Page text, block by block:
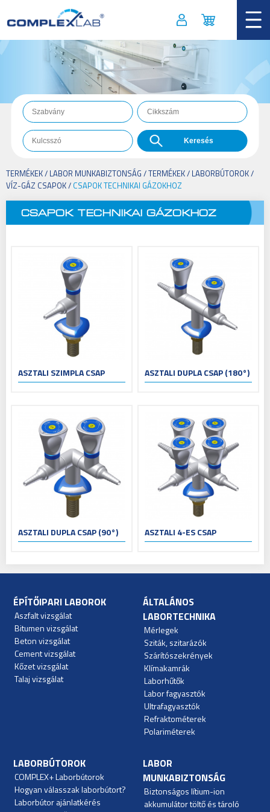
TERMÉKEK/ LABOR MUNKABIZTONSÁG /TERMÉKEK/ LABORBÚTOROK/
VÍZ-GÁZ CSAPOK/ CSAPOK TECHNIKAI GÁZOKHOZ
CSAPOK TECHNIKAI GÁZOKHOZ
ASZTALI SZIMPLA CSAP ASZTALI DUPLA CSAP (180°)
ASZTALI DUPLA CSAP (90°) ASZTALI 4-ES CSAP
ÉPÍTŐIPARI LABOROK
Aszfalt vizsgálat
Bitumen vizsgálat
Beton vizsgálat
Cement vizsgálat
Kőzet vizsgálat
Talaj vizsgálat
ÁLTALÁNOS
LABORTECHNIKA
Mérlegek
Sziták, szitarázók
Szárítószekrények
Klímakamrák
Laborhűtők
Labor fagyasztók
Ultrafagyasztók
Refraktométerek
Polariméterek
LABORBÚTOROK
COMPLEX+ Laborbútorok
Hogyan válasszak laborbútort?
Laborbútor ajánlatkérés
LABOR
MUNKABIZTONSÁG
Biztonságos lítium-ion
akkumulátor töltő és tároló